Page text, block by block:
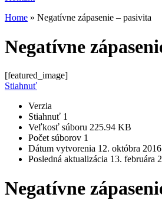
Home » Negatívne zápasenie – pasivita
Negatívne
[featured_image]
Stiahnuť
Verzia
Stiahnuť 1
Veľkosť súboru 225.94 KB
Počet súborov 1
Dátum vytvorenia 12. októbra 2016
Posledná aktualizácia 13. februára
Negatívne